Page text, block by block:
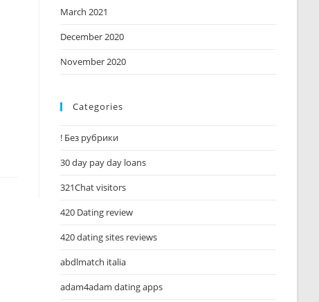
March 2021
December 2020
November 2020
Categories
! Без рубрики
30 day pay day loans
321Chat visitors
420 Dating review
420 dating sites reviews
abdlmatch italia
adam4adam dating apps